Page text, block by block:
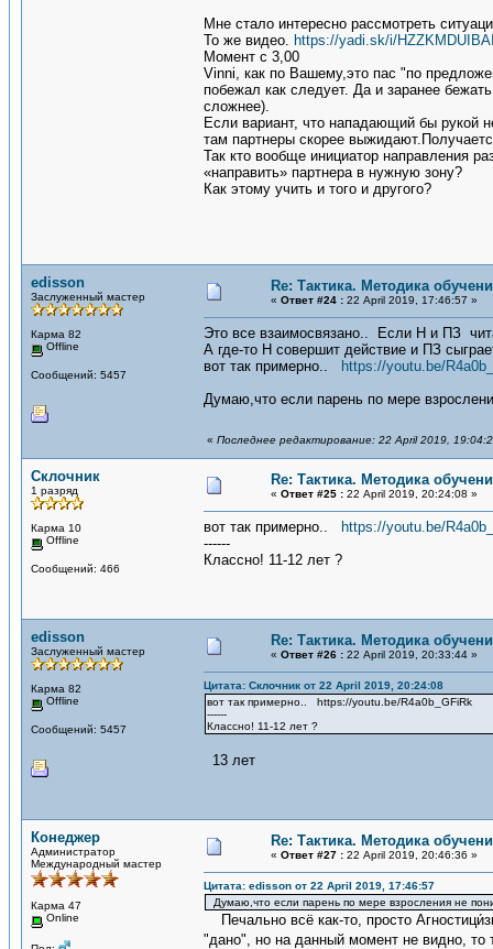
Мне стало интересно рассмотреть
То же видео. https://yadi.sk/i/
Момент с 3,00
Vinni, как по Вашему,это пас "по
побежал как следует. Да и заранее
сложнее).
Если вариант, что нападающий бы рукой
там партнеры скорее
Так кто вообще инициатор направления
«направить» партнера в нужную зону?
Как этому учить и того и другого?
edisson
Заслуженный мастер
Карма 82
Offline
Сообщений: 5457
Re: Тактика. Методика
« Ответ #24 : 22 April 2019, 17:46:57 »
Это все взаимосвязано.. Если Н и ПЗ
А где-то Н совершит действие и ПЗ
вот так примерно..
https://youtu.be/
Думаю,что если парень по мере
« Последнее редактирование: 22 April 2019,
Склочник
1 разряд
Карма 10
Offline
Сообщений: 466
Re: Тактика. Методика
« Ответ #25 : 22 April 2019, 20:24:08 »
вот так примерно..
https://youtu.be/
------
Классно! 11-12 лет ?
edisson
Заслуженный мастер
Карма 82
Offline
Сообщений: 5457
Re: Тактика. Методика
« Ответ #26 : 22 April 2019, 20:33:44 »
Цитата: Склочник от 22 April 2019, 20:24:08
вот так примерно.. https://youtu.be/R4a0b_GFiRk
------
Классно! 11-12 лет ?
13 лет
Конеджер
Администратор
Международный мастер
Карма 47
Online
Re: Тактика. Методика
« Ответ #27 : 22 April 2019, 20:46:36 »
Цитата: edisson от 22 April 2019, 17:46:57
Думаю,что если парень по мере взросления не
Печально всё как-то, просто
"дано", но на данный момент не видно, то